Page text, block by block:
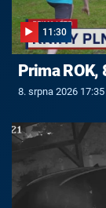
11:30
Prima ROK,
8. srpna 2026 17:35